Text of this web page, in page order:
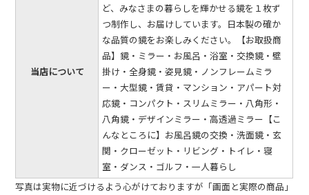
当店について
ど、みなさまの暮らしを輝かせる鏡を１枚ず
つ制作し、お届けしています。日本製の確か
な品質の鏡をお楽しみください。【お取扱商
品】鏡・ミラー・お風呂・浴室・交換鏡・壁
掛け・全身鏡・姿見鏡・ノンフレームミラ
ー・大型鏡・賃貸・マンション・アパート対
応鏡・コンパクト・スリムミラー・八角形・
八角鏡・デザインミラー・高透過ミラー【こ
んなところに】お風呂鏡の交換・洗面鏡・玄
関・クローゼット・リビング・トイレ・寝
室・ダンス・ゴルフ・一人暮らし
写真は実物に近づけるよう心がけておりますが「画面と実際の商品」